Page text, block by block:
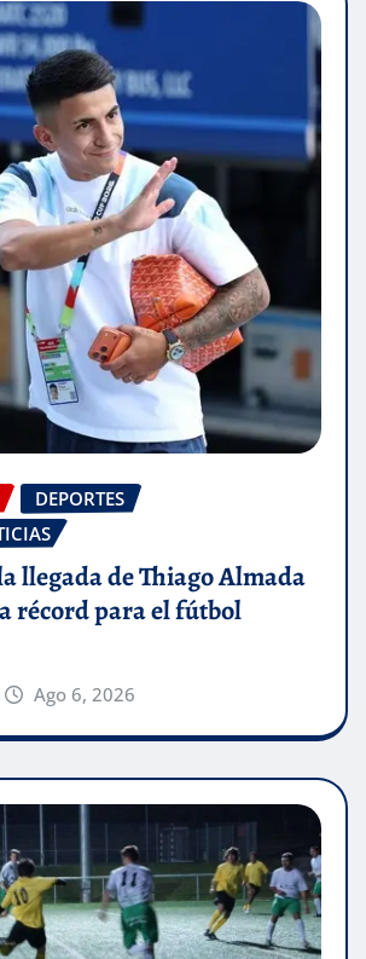
DEPORTES
llegada de Thiago Almada
récord para el fútbol
Ago 6, 2026